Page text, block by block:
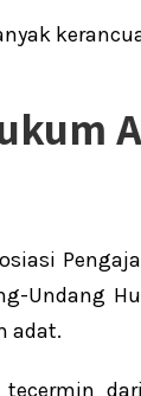
Undang
adat.